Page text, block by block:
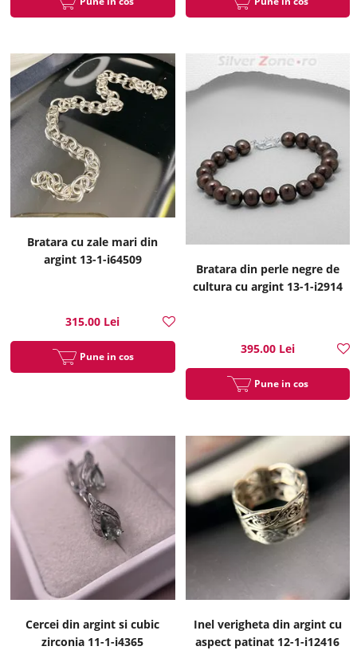
Bratara cu zale mari din
argint 13-1-i64509
315.00 Lei
Pune in cos
Bratara din perle negre de
cultura cu argint 13-1-i2914
395.00 Lei
Pune in cos
Cercei din argint si cubic
zirconia 11-1-i4365
Inel verigheta din argint cu
aspect patinat 12-1-i12416